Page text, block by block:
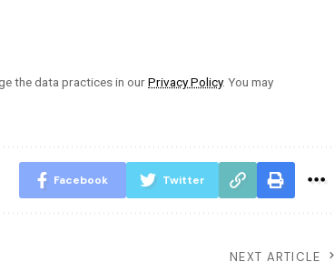
the data practices in ourPrivacy Policy. You may
Facebook Twitter
NEXT ARTICLE